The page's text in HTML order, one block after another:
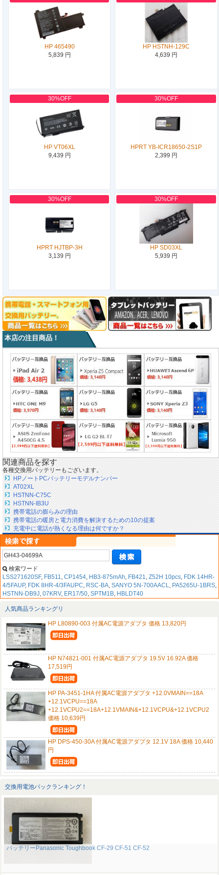
HP 465490
5,839 円
HP HSTNH-129C
4,639 円
30%OFF
HP VT06XL
9,439 円
30%OFF
HPRT YB-ICR18650-2S1P
2,399 円
30%OFF
HPRT HJTBP-3H
3,139 円
30%OFF
HP SD03XL
5,939 円
本店の注目商品！
関連商品を探す
各種交換用バッテリーもございます。
HPノートPCバッテリーモデルナンバー
AT02XL
HSTNN-C75C
HSTNN-IB3U
携帯電話の膨らみの理由
携帯電話の暖房と電力消費を解決するための10の提案
充電中に電話が熱くなる理由は何ですか？
検索ワード
LSS271620SF, FB511 CP1454 HB3-875mAh FB421 Z52H 10pcs FDK 14HR-
4/5FAUP, FDK 8HR-4/3FAUPC RSC-BA SANYO 5N-700AACL PA5265U-1BRS
HSTNN-DB9J 07KRV, ER17/50 SPTM1B HBLDT40
人気商品ランキングリ
HP L80890-003 付属AC電源アダプタ 価格 13,820円
HP N74821-001 付属AC電源アダプタ 19.5V 16.92A 価格
17,519円
HP PA-3451-1HA 付属AC電源アダプタ +12.0VMAIN==18A
+12.1VCPU==18A
+12.1VCPU2==18A+12.1VMAIN&+12.1VCPU&+12.1VCPU2
価格 10,639円
HP DPS-450-30A 付属AC電源アダプタ 12.1V 18A 価格 10,440
円
交換用電池パックランキング！
バッテリーPanasonic Toughbook CF-29 CF-51 CF-52